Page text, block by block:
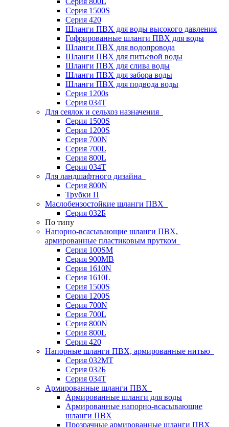
Серия 1500S
Серия 420
Шланги ПВХ для воды высокого давления
Гофрированные шланги ПВХ для воды
Шланги ПВХ для водопровода
Шланги ПВХ для питьевой воды
Шланги ПВХ для слива воды
Шланги ПВХ для забора воды
Шланги ПВХ для подвода воды
Серия 1200s
Серия 034Т
Для сеялок и сельхоз назначения
Серия 1500S
Серия 1200S
Серия 700N
Серия 700L
Серия 800L
Серия 034T
Для ландшафтного дизайна
Серия 800N
Трубки П
Маслобензостойкие шланги ПВХ
Серия 032Б
По типу
Напорно-всасывающие шланги ПВХ,
армированные пластиковым прутком
Серия 100SM
Серия 900MB
Серия 1610N
Серия 1610L
Серия 1500S
Серия 1200S
Серия 700N
Серия 700L
Серия 800N
Серия 800L
Серия 420
Напорные шланги ПВХ, армированные нитью
Серия 032МТ
Серия 032Б
Серия 034Т
Армированные шланги ПВХ
Армированные шланги для воды
Армированные напорно-всасывающие
шланги ПВХ
Прозрачные армированные шланги ПВХ